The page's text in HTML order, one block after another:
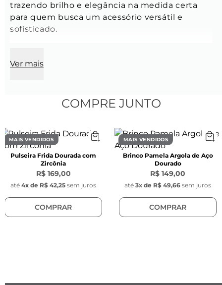
trazendo brilho e elegância na medida certa
para quem busca um acessório versátil e
sofisticado.
Comprimento:
20,10 g
Modelo: Meia argola três voltas.
Tarraxas: Borboleta
Banho: liga metálica de cobre e zinco e recebe
o banho de ródio prata.
Ver mais
COMPRE JUNTO
MAIS VENDIDOS
Pulseira Frida Dourada com
Zircônia
R$ 169,00
até 4x de R$ 42,25 sem juros
COMPRAR
MAIS VENDIDOS
Brinco Pamela Argola de Aço
Dourado
R$ 149,00
até 3x de R$ 49,66 sem juros
COMPRAR